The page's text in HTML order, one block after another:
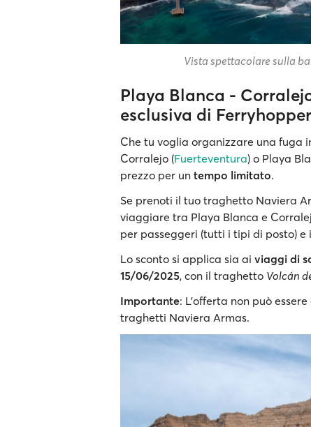
Vista spettacolare sulla
Playa Blanca -
esclusiva di Ferryhopper
Che tu voglia organizzare una fuga
Corralejo (Fuerteventura) o Playa
prezzo per un tempo limitato.
Se prenoti il tuo traghetto Naviera
viaggiare tra Playa Blanca e
per passeggeri (tutti i tipi di posto) e
Lo sconto si applica sia ai viaggi di
15/06/2025, con il traghetto Volcán
Importante: L'offerta non può
traghetti Naviera Armas.